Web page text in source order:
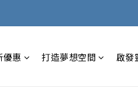
優惠 打造夢想空間 啟發